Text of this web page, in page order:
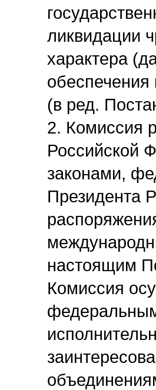
ликвидации
характера
обеспечения
(в ред.
2. Комиссия
Российской
законами,
Президента
настоящим
Комиссия